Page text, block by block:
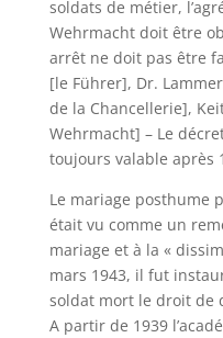
soldats de métier,
Wehrmacht doit être
arrêt ne doit pas être
[le Führer], Dr.
de la Chancellerie],
Wehrmacht] – Le
toujours valable après
Le mariage posthume
était vu comme un
mariage et à la «
mars 1943, il fut
soldat mort le droit de
A partir de 1939